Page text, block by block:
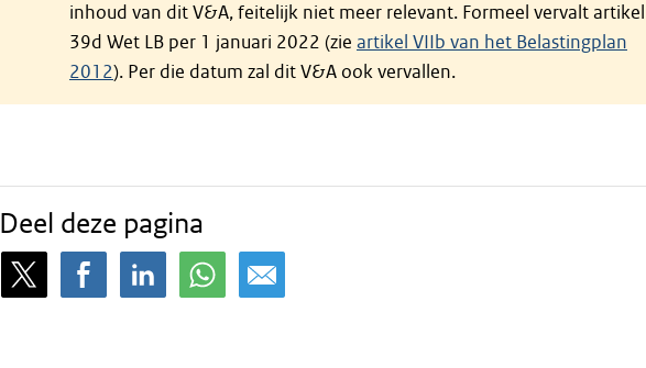
inhoud van dit V&A, feitelijk niet meer relevant. Formeel vervalt artikel
39d Wet LB per 1 januari 2022 (zie artikel VIIb van het Belastingplan
2012). Per die datum zal dit V&A ook vervallen.
Deel deze pagina